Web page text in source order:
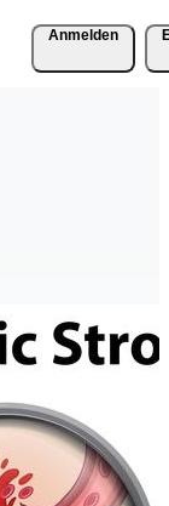
Anmelden